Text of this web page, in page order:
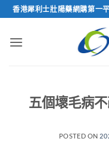
Skip
to
content
香港犀利士壯陽藥網購第一
五個壞毛病
POSTED ON